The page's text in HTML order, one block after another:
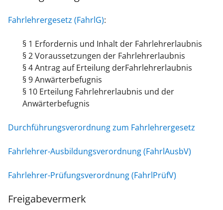
Fahrlehrergesetz (FahrlG):
§ 1 Erfordernis und Inhalt der Fahrlehrerlaubnis
§ 2 Voraussetzungen der Fahrlehrerlaubnis
§ 4 Antrag auf Erteilung derFahrlehrerlaubnis
§ 9 Anwärterbefugnis
§ 10 Erteilung Fahrlehrerlaubnis und der
Anwärterbefugnis
Durchführungsverordnung zum Fahrlehrergesetz
Fahrlehrer-Ausbildungsverordnung (FahrlAusbV)
Fahrlehrer-Prüfungsverordnung (FahrlPrüfV)
Freigabevermerk